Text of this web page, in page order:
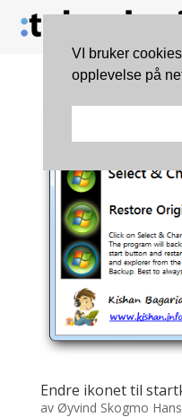
Endre ikonet til
av Øyvind Skogmo
VI bruker
opplevelse på